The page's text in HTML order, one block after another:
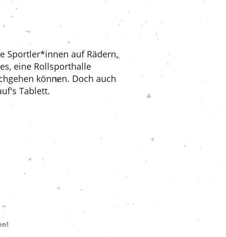
Sportler*innen auf Rädern,
eine Rollsporthalle
können. Doch auch
Tablett.